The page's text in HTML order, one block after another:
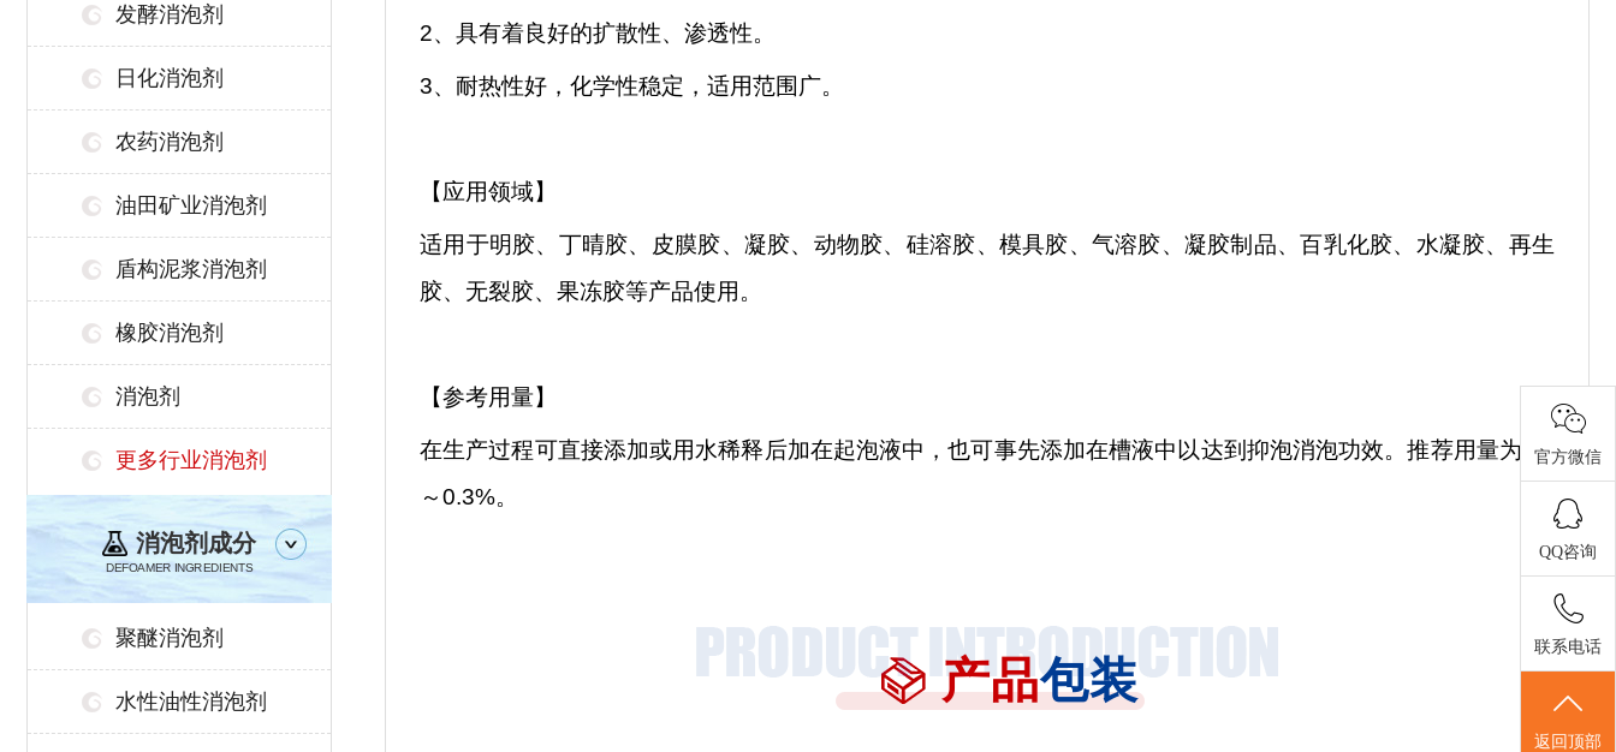
发酵消泡剂
日化消泡剂
农药消泡剂
油田矿业消泡剂
盾构泥浆消泡剂
橡胶消泡剂
消泡剂
更多行业消泡剂
消泡剂成分
DEFOAMER INGREDIENTS
聚醚消泡剂
水性油性消泡剂
2、具有着良好的扩散性、渗透性。
3、耐热性好，化学性稳定，适用范围广。
【应用领域】
适用于明胶、丁晴胶、皮膜胶、凝胶、动物胶、硅溶胶、模具胶、气溶胶、凝胶制品、百乳化胶、水凝胶、再生
胶、无裂胶、果冻胶等产品使用。
【参考用量】
在生产过程可直接添加或用水稀释后加在起泡液中，也可事先添加在槽液中以达到抑泡消泡功效。推荐用量为 0.1
～0.3%。
产品包装
官方微信
QQ咨询
联系电话
返回顶部